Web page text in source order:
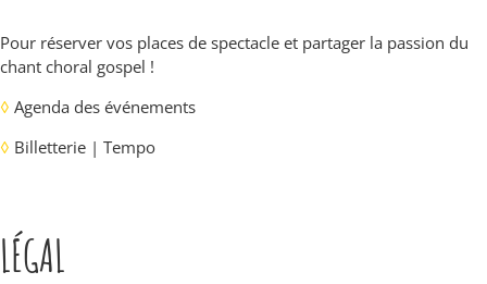
Pour réserver vos places de spectacle et partager la passion du
chant choral gospel !
◊ Agenda des événements
◊ Billetterie | Tempo
LÉGAL